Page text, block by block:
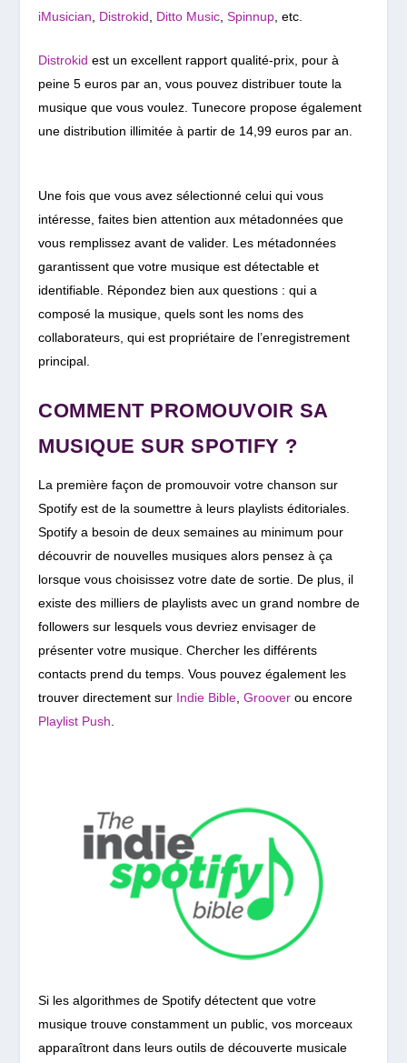
iMusician Distrokid Ditto Music ,Spinnup , etc.
Distrokidest un excellent rapport qualité-prix, pour à
peine 5 euros par an, vous pouvez distribuer toute la
musique que vous voulez. Tunecore propose également
une distribution illimitée à partir de 14,99 euros par an.
Une fois que vous avez sélectionné celui qui vous
intéresse, faites bien attention aux métadonnées que
vous remplissez avant de valider. Les métadonnées
garantissent que votre musique est détectable et
identifiable. Répondez bien aux questions : qui a
composé la musique, quels sont les noms des
collaborateurs, qui est propriétaire de l’enregistrement
principal.
COMMENT PROMOUVOIR SA
MUSIQUE SUR SPOTIFY ?
La première façon de promouvoir votre chanson sur
Spotify est de la soumettre à leurs playlists éditoriales.
Spotify a besoin de deux semaines au minimum pour
découvrir de nouvelles musiques alors pensez à ça
lorsque vous choisissez votre date de sortie. De plus, il
existe des milliers de playlists avec un grand nombre de
followers sur lesquels vous devriez envisager de
présenter votre musique. Chercher les différents
contacts prend du temps. Vous pouvez également les
trouver directement sur Indie Bible,Groover ou encore
Playlist Push.
Si les algorithmes de Spotify détectent que votre
musique trouve constamment un public, vos morceaux
apparaîtront dans leurs outils de découverte musicale